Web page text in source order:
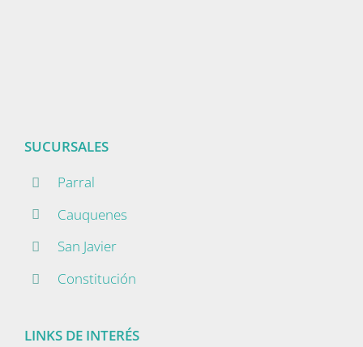
SUCURSALES
Parral
Cauquenes
San Javier
Constitución
LINKS DE INTERÉS